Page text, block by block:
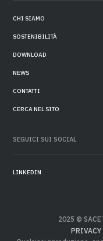
CHI SIAMO
SOSTENIBILITÀ
DOWNLOAD
NEWS
CONTATTI
CERCA NEL SITO
SEGUICI SUI SOCIAL
LINKEDIN
2025 ©